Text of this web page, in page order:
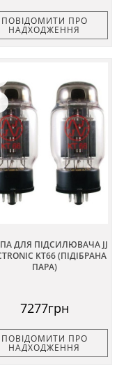
ПОВІДОМИТИ ПРО
НАДХОДЖЕННЯ
ДЛЯ ПІДСИЛЮВАЧА JJ
KT66 (ПІДІБРАНА
ПАРА)
7277грн
ПОВІДОМИТИ ПРО
НАДХОДЖЕННЯ